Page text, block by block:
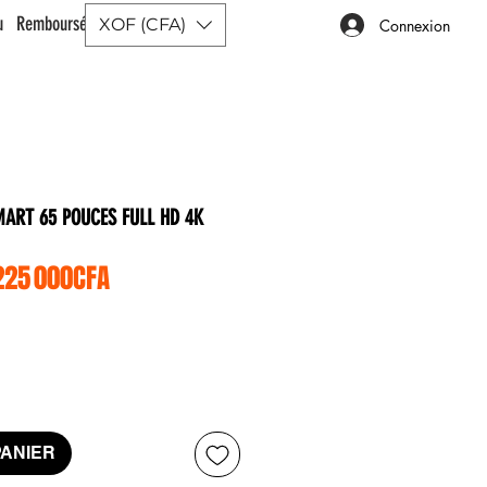
| Connexion
XOF (CFA)
65 POUCES FULL HD 4K
Price
000CFASale Price